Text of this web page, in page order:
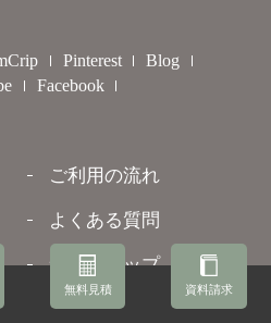
無料見積 資料請求
Pinterest
Blog
Facebook
ご利用の流れ
よくある質問
サイトマップ
店舗案内